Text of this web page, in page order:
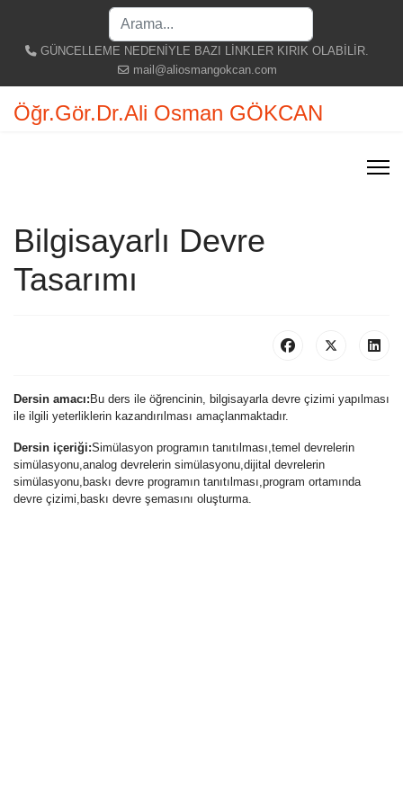
GÜNCELLEME NEDENİYLE BAZI LİNKLER KIRIK OLABİLİR.
mail@aliosmangokcan.com
Öğr.Gör.Dr.Ali Osman GÖKCAN
Bilgisayarlı Devre
Tasarımı
Dersin amacı: Bu ders ile öğrencinin, bilgisayarla devre çizimi yapılması
ile ilgili yeterliklerin kazandırılması amaçlanmaktadır.
Dersin içeriği:Simülasyon programın tanıtılması,temel devrelerin
simülasyonu,analog devrelerin simülasyonu,dijital devrelerin
simülasyonu,baskı devre programın tanıtılması,program ortamında
devre çizimi,baskı devre şemasını oluşturma.